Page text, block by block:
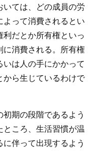
いては、どの成員の労
よって消費されるとい
利だとか所有権といっ
に消費される。所有権
は人の手にかかって
から生じているわけで
期の段階であるよう
ところ、生活習慣が温
伴って出現するよう